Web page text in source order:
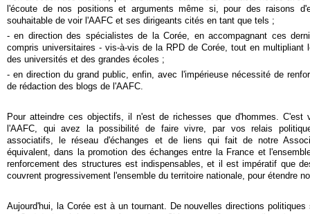
l'écoute de nos positions et arguments même si, pour des raisons
souhaitable de voir l'AAFC et ses dirigeants cités en tant que tels ;
- en direction des spécialistes de la Corée, en accompagnant ces
compris universitaires - vis-à-vis de la RPD de Corée, tout en multipliant
des universités et des grandes écoles ;
- en direction du grand public, enfin, avec l'impérieuse nécessité de
de rédaction des blogs de l'AAFC.
Pour atteindre ces objectifs, il n'est de richesses que d'hommes. C'est
l'AAFC, qui avez la possibilité de faire vivre, par vos relais
associatifs, le réseau d'échanges et de liens qui fait de notre
équivalent, dans la promotion des échanges entre la France et
renforcement des structures est indispensables, et il est impératif que
couvrent progressivement l'ensemble du territoire nationale, pour étendre
Aujourd'hui, la Corée est à un tournant. De nouvelles directions